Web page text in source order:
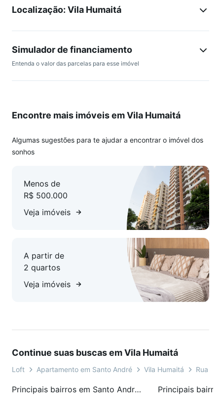
A localização proporciona fácil acesso a diversas facilidades
de transporte público e comércios locais.
Localização: Vila Humaitá
Simulador de financiamento
Entenda o valor das parcelas para esse imóvel
Encontre mais imóveis em Vila Humaitá
Algumas sugestões para te ajudar a encontrar o imóvel dos
sonhos
Menos de
R$ 500.000
Veja imóveis
A partir de
2 quartos
Veja imóveis
Continue suas buscas em Vila Humaitá
Loft Apartamento em Santo André Vila Humaitá Rua
Principais bairros em Santo André, SP